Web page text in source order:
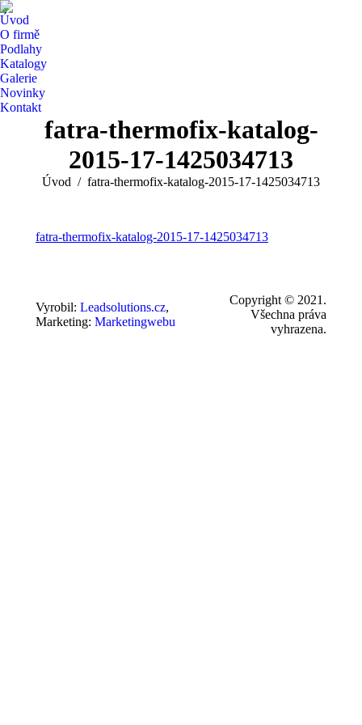
Úvod
O firmě
Podlahy
Katalogy
Galerie
Novinky
Kontakt
fatra-thermofix-katalog-
2015-17-1425034713
You are here:
Úvod fatra-thermofix-katalog-2015-17-1425034713
fatra-thermofix-katalog-2015-17-1425034713
Vyrobil: Leadsolutions.cz,
Marketing: Marketingwebu
Copyright © 2021.
Všechna práva
vyhrazena.